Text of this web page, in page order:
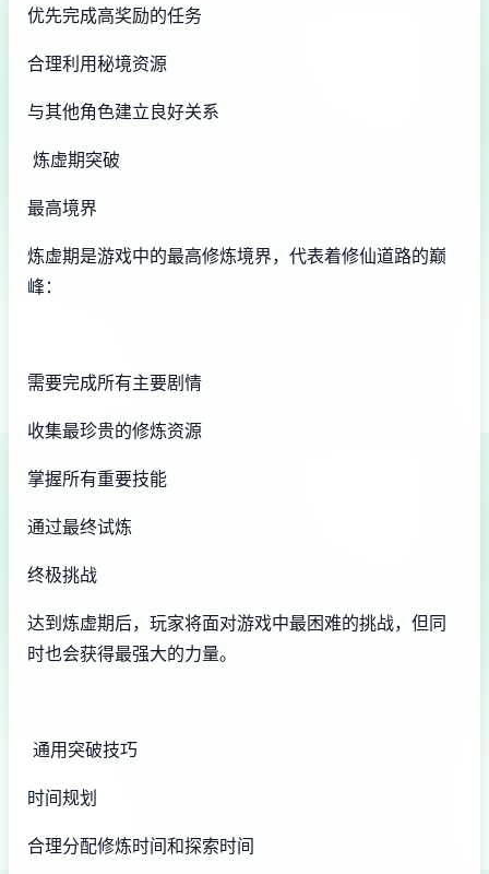
优先完成高奖励的任务
合理利用秘境资源
与其他角色建立良好关系
炼虚期突破
最高境界
炼虚期是游戏中的最高修炼境界，代表着修仙道路的巅
峰：
需要完成所有主要剧情
收集最珍贵的修炼资源
掌握所有重要技能
通过最终试炼
终极挑战
达到炼虚期后，玩家将面对游戏中最困难的挑战，但同
时也会获得最强大的力量。
通用突破技巧
时间规划
合理分配修炼时间和探索时间